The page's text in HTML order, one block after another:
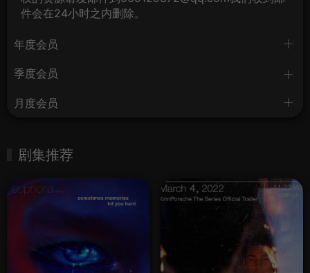
件会在24小时之内删除。
年度会员
季度会员
月度会员
剧集推荐